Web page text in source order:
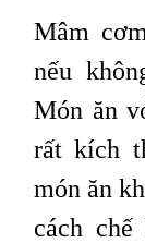
Mâm
nếu
Món ăn
rất kích
món ăn
cách